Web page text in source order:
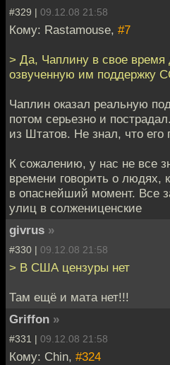
#329 | 09.12.08 21:58
Кому: Rastamouse, #7
> Да, Чаплину в свое время
озвученную им поддержку
Чаплин оказал реальную
потом серьезно и
из Штатов. Не знал, что его
К сожалению, у нас не все
времени говорить о людях,
в опаснейший момент. Все
улиц в солжениценские
givrus »
#330 | 09.12.08 21:58
> В США цензуры нет
Там ещё и мата нет!!!
Griffon »
#331 | 09.12.08 21:58
Кому: Chin, #324